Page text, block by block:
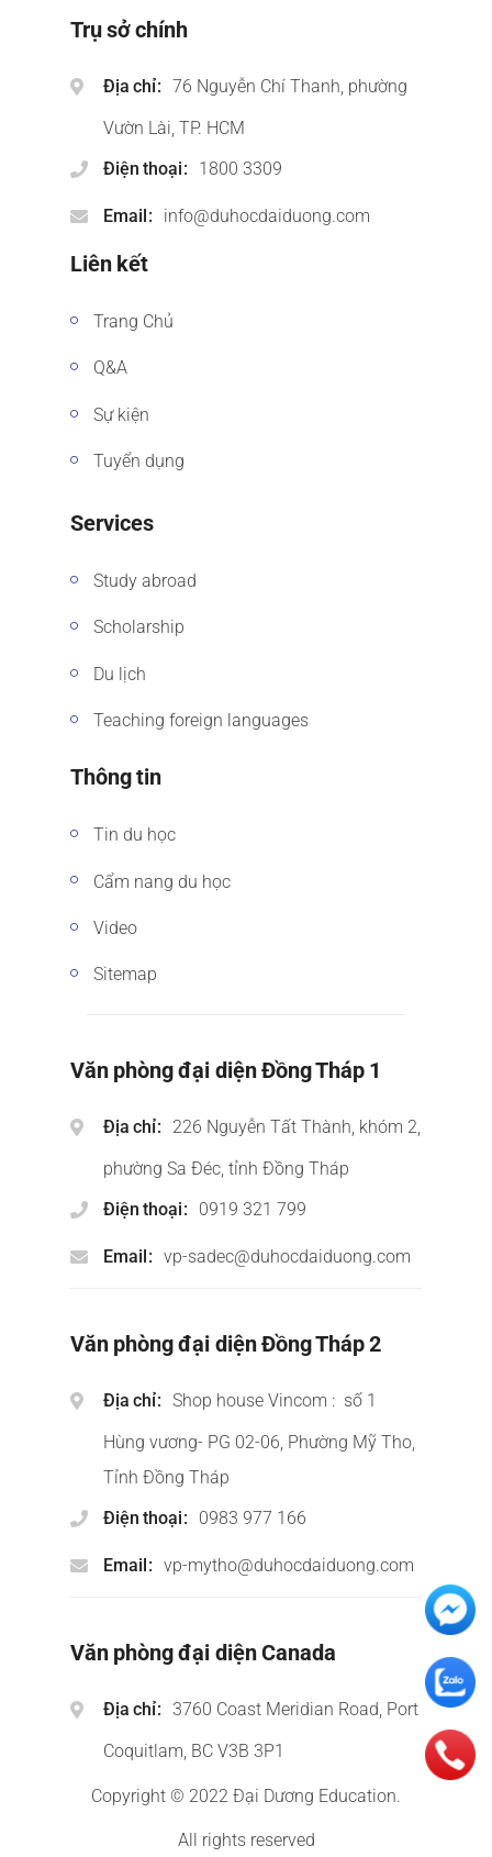
Trụ sở chính
Địa chỉ
76 Nguyễn Chí Thanh, phường
Vườn Lài, TP. HCM
Điện thoại
1800 3309
Email info@duhocdaiduong.com
Liên kết
Trang Chủ
Q&A
Sự kiện
Tuyển dụng
Services
Study abroad
Scholarship
Du lịch
Teaching foreign languages
Thông tin
Tin du học
Cẩm nang du học
Video
Sitemap
Văn phòng đại diện Đồng Tháp 1
Địa chỉ
226 Nguyễn Tất Thành, khóm 2,
phường Sa Đéc, tỉnh Đồng Tháp
Điện thoại
0919 321 799
Email vp-sadec@duhocdaiduong.com
Văn phòng đại diện Đồng Tháp 2
Địa chỉ
Shop house Vincom : số 1
Hùng vương- PG 02-06, Phường Mỹ Tho,
Tỉnh Đồng Tháp
Điện thoại
0983 977 166
Email vp-mytho@duhocdaiduong.com
Văn phòng đại diện Canada
Địa chỉ
3760 Coast Meridian Road, Port
Coquitlam, BC V3B 3P1
Copyright © 2022 Đại Dương Education.
All rights reserved